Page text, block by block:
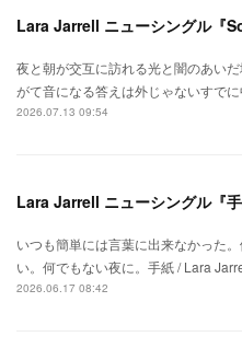
夜と朝が交互に訪れる光と闇のあい
がて音になる答えは外じゃないすで
2026.07.13 09:54
いつも簡単には言葉に出来なかった
い。何でもない夜に。手紙 / Lara
2026.06.17 08:42